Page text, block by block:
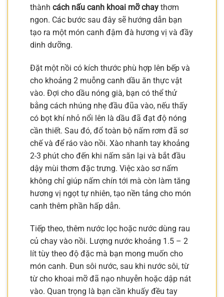
thành cách nấu canh khoai mỡ chay thơm
ngon. Các bước sau đây sẽ hướng dẫn bạn
tạo ra một món canh đậm đà hương vị và đầy
dinh dưỡng.
Đặt một nồi có kích thước phù hợp lên bếp và
cho khoảng 2 muỗng canh dầu ăn thực vật
vào. Đợi cho dầu nóng già, bạn có thể thử
bằng cách nhúng nhẹ đầu đũa vào, nếu thấy
có bọt khí nhỏ nổi lên là dầu đã đạt độ nóng
cần thiết. Sau đó, đổ toàn bộ nấm rơm đã sơ
chế và để ráo vào nồi. Xào nhanh tay khoảng
2-3 phút cho đến khi nấm săn lại và bắt đầu
dậy mùi thơm đặc trưng. Việc xào sơ nấm
không chỉ giúp nấm chín tới mà còn làm tăng
hương vị ngọt tự nhiên, tạo nền tảng cho món
canh thêm phần hấp dẫn.
Tiếp theo, thêm nước lọc hoặc nước dùng rau
củ chay vào nồi. Lượng nước khoảng 1.5 – 2
lít tùy theo độ đặc mà bạn mong muốn cho
món canh. Đun sôi nước, sau khi nước sôi, từ
từ cho khoai mỡ đã nạo nhuyễn hoặc dập nát
vào. Quan trọng là bạn cần khuấy đều tay